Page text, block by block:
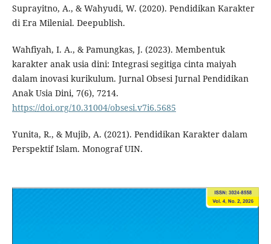
Suprayitno, A., & Wahyudi, W. (2020). Pendidikan Karakter
di Era Milenial. Deepublish.
Wahfiyah, I. A., & Pamungkas, J. (2023). Membentuk
karakter anak usia dini: Integrasi segitiga cinta maiyah
dalam inovasi kurikulum. Jurnal Obsesi Jurnal Pendidikan
Anak Usia Dini, 7(6), 7214.
https://doi.org/10.31004/obsesi.v7i6.5685
Yunita, R., & Mujib, A. (2021). Pendidikan Karakter dalam
Perspektif Islam. Monograf UIN.